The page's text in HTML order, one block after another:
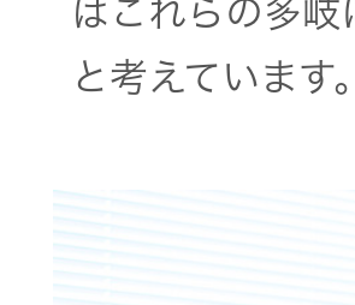
はこれらの多
と考えています。